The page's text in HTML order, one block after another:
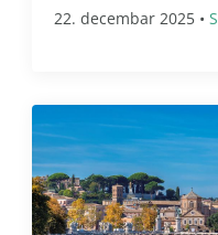
22. decembar 2025 •